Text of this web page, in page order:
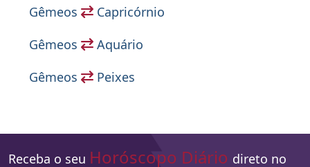
Gêmeos
Capricórnio
Gêmeos
Aquário
Gêmeos
Peixes
Receba o seu Horóscopo Diário direto no